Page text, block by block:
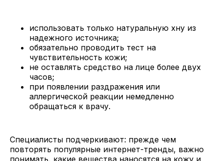
использовать только натуральную хну из
надежного источника;
обязательно проводить тест на
чувствительность кожи;
не оставлять средство на лице более двух
часов;
при появлении раздражения или
аллергической реакции немедленно
обращаться к врачу.
Специалисты подчеркивают: прежде чем
повторять популярные интернет-тренды, важно
понимать, какие вещества наносятся на кожу и